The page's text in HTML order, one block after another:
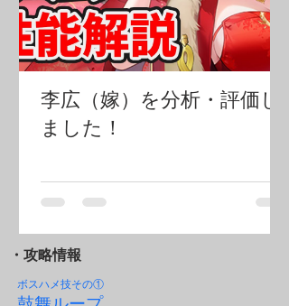
李広（嫁）を分析・評価し
ました！
・攻略情報
ボスハメ技その①